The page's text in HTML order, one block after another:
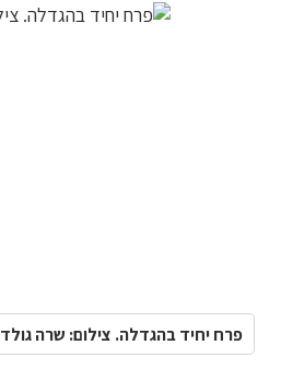
פרח יחיד בהגדלה. צילום: שרה גולד